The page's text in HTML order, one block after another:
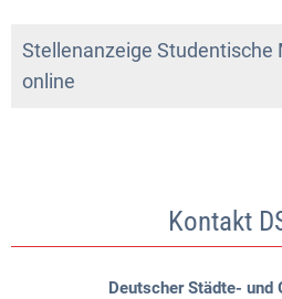
Stellenanzeige
online
Kontakt
Deutscher Städte- und